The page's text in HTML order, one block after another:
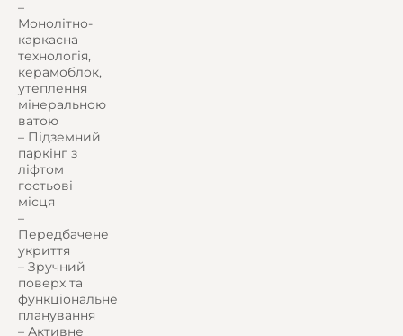
–
Монолітно-
каркасна
технологія,
керамоблок,
утеплення
мінеральною
ватою
– Підземний
паркінг з
ліфтом
гостьові
місця
–
Передбачене
укриття
– Зручний
поверх та
функціональне
планування
– Активне